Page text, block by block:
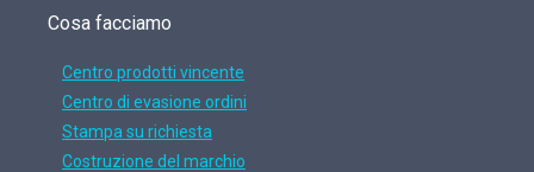
Cosa facciamo
Centro prodotti vincente
Centro di evasione ordini
Stampa su richiesta
Costruzione del marchio